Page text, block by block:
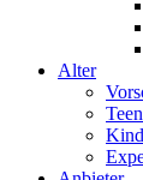
Alter